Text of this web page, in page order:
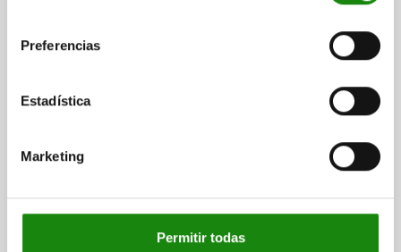
Preferencias
Estadística
Marketing
Permitir todas
DUROPLAST, COMP:ACERO
DIÁMETRO EXTERIOR=24
H1=9,5
más gastos de envío
DETALLES